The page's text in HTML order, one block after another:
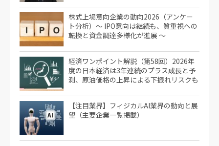
株式上場意向企業の動向2026（アンケー
ト分析）～ IPO意向は継続も、質重視への
転換と資金調達多様化が進展 ～
経済ワンポイント解説（第58回）2026年
度の日本経済は3年連続のプラス成長と予
測、原油価格の上昇による下振れリスクも
【注目業界】フィジカルAI業界の動向と展
望（主要企業一覧掲載）